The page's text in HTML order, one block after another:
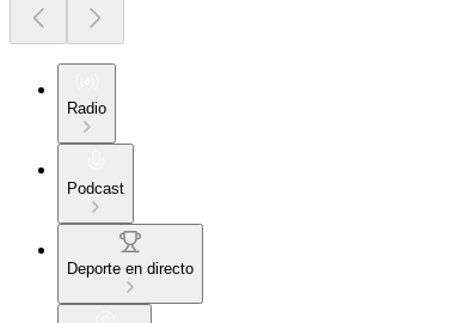
Radio
Podcast
Deporte en directo